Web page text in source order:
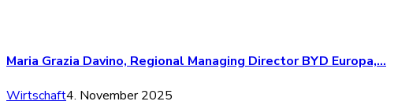
Maria Grazia Davino, Regional Managing Director BYD Europa,…
Wirtschaft4. November 2025